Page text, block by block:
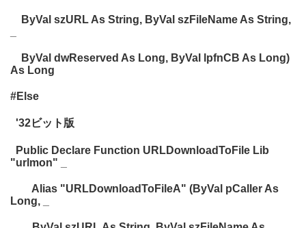
ByVal szURL As String, ByVal szFileName As String,
ByVal dwReserved As Long, ByVal lpfnCB As Long)
As Long
#Else
'32ビット版
Public Declare Function URLDownloadToFile Lib
"urlmon" _
Alias "URLDownloadToFileA" (ByVal pCaller As
Long, _